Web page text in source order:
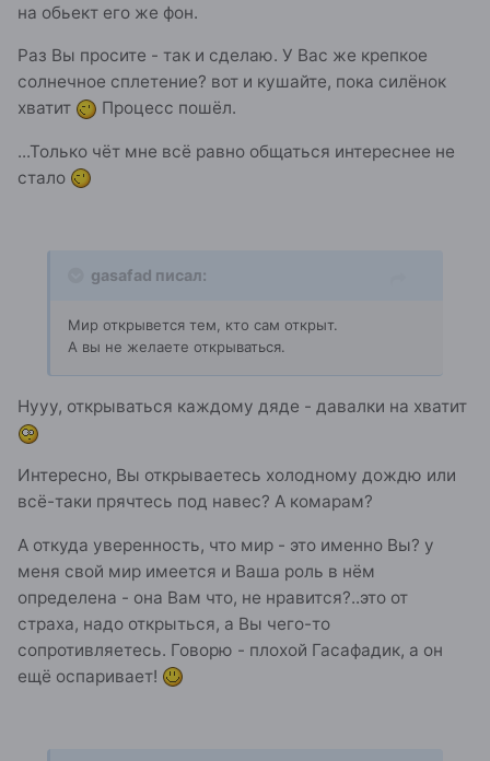
на обьект его же фон.
Раз Вы просите - так и сделаю. У Вас же крепкое
солнечное сплетение? вот и кушайте, пока силёнок
хватит
Процесс пошёл.
...Только чёт мне всё равно общаться интереснее не
стало
gasafad писал:
Мир открывется тем, кто сам открыт.
А вы не желаете открываться.
Нууу, открываться каждому дяде - давалки на хватит
Интересно, Вы открываетесь холодному дождю или
всё-таки прячтесь под навес? А комарам?
А откуда уверенность, что мир - это именно Вы? у
меня свой мир имеется и Ваша роль в нём
определена - она Вам что, не нравится?..это от
страха, надо открыться, а Вы чего-то
сопротивляетесь. Говорю - плохой Гасафадик, а он
ещё оспаривает!